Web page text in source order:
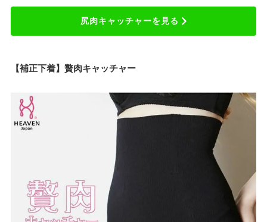
尻肉キャッチャーを見る
【補正下着】贅肉キャッチャー